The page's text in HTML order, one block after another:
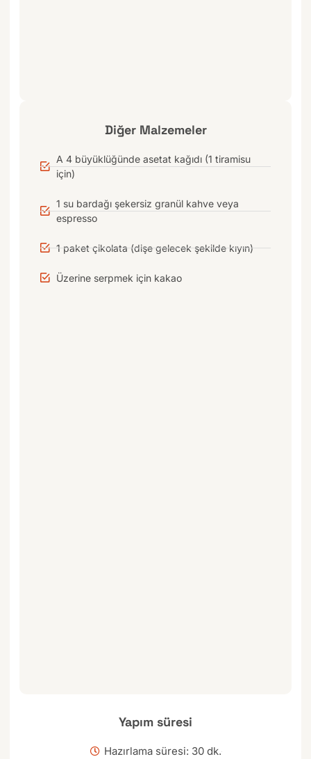
Diğer Malzemeler
A 4 büyüklüğünde asetat kağıdı (1 tiramisu
için)
1 su bardağı şekersiz granül kahve veya
espresso
1 paket çikolata (dişe gelecek şekilde kıyın)
Üzerine serpmek için kakao
Yapım süresi
Hazırlama süresi: 30 dk.